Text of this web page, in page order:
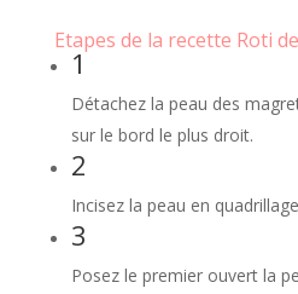
Etapes de la recette Roti
1
Détachez la peau des
sur le bord le plus droit.
2
Incisez la peau en
3
Posez le premier ouvert la